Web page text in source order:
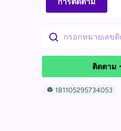
ติดตาม
181105295734053